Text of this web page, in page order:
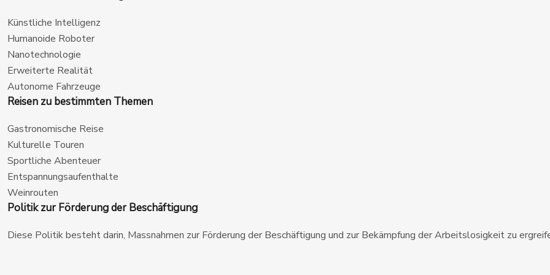
Künstliche Intelligenz
Humanoide Roboter
Nanotechnologie
Erweiterte Realität
Autonome Fahrzeuge
Reisen zu bestimmten Themen
Gastronomische Reise
Kulturelle Touren
Sportliche Abenteuer
Entspannungsaufenthalte
Weinrouten
Politik zur Förderung der Beschäftigung
Diese Politik besteht darin, Massnahmen zur Förderung der Beschäftigung und zur Bekämpfung der Arbeitslosigkeit zu